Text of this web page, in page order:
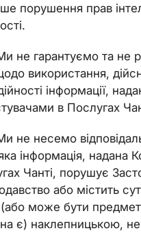
порушення прав
не гарантуємо та не
використання,
інформації,
в Послугах
не несемо
інформація, надана
Чанті, порушує
або містить
може бути
є) наклепницькою,